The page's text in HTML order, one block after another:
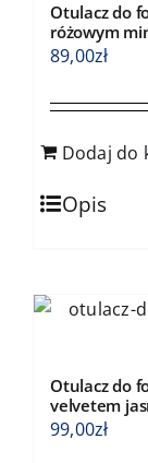
Otulacz do
różowym
89,00zł
Dodaj do
Opis
Otulacz do
velvetem
99,00zł